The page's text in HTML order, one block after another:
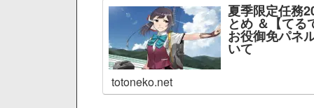
夏季限定任務
とめ ＆【てる
お役御免パネ
いて
totoneko.net